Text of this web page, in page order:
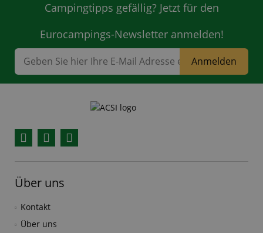
Campingtipps gefällig? Jetzt für den
Eurocampings-Newsletter anmelden!
Anmelden
Über uns
Kontakt
Über uns